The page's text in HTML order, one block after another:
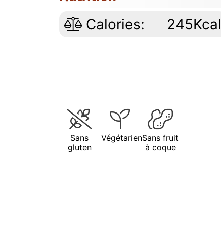
Calories: 245Kcal
Sans
gluten
VégétarienSans fruit
à coque